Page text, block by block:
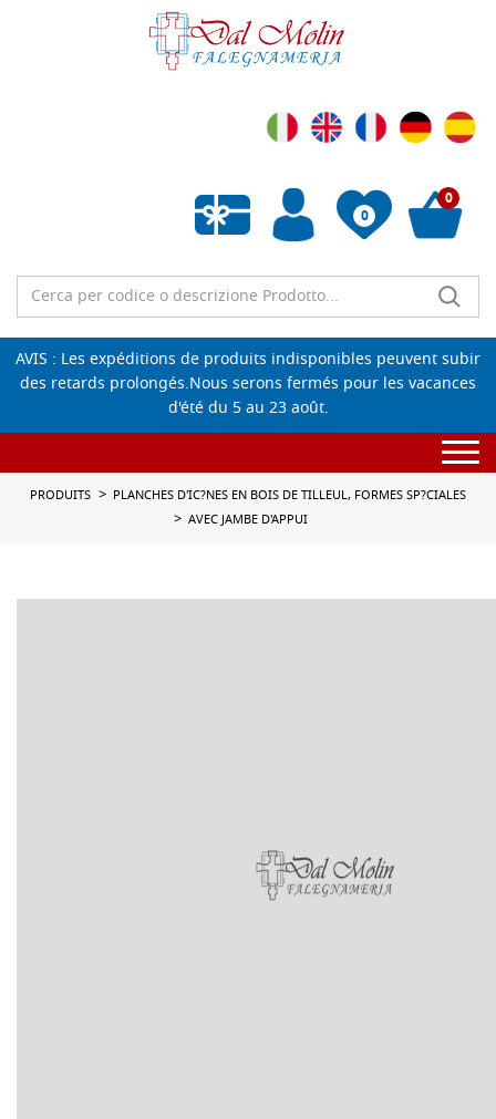
0
Liste de souhaits vide
0
AVIS : Les expéditions de produits indisponibles peuvent subir
des retards prolongés.Nous serons fermés pour les vacances
d'été du 5 au 23 août.
PRODUITS
PLANCHES D'IC?NES EN BOIS DE TILLEUL, FORMES SP?CIALES
AVEC JAMBE D'APPUI